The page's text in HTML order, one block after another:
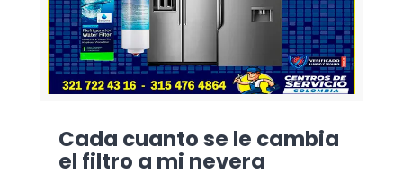
Cada cuanto se le cambia
el filtro a mi nevera